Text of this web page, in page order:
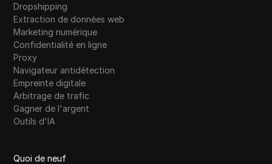
Dropshipping
Extraction de données web
Marketing numérique
Confidentialité en ligne
Proxy
Navigateur antidétection
Empreinte digitale
Arbitrage de trafic
Gagner de l'argent
Outils d'IA
Quoi de neuf